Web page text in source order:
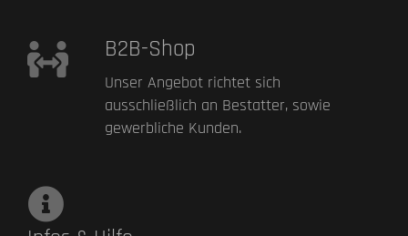
B2B-Shop
Unser Angebot richtet sich
ausschließlich an Bestatter, sowie
gewerbliche Kunden.